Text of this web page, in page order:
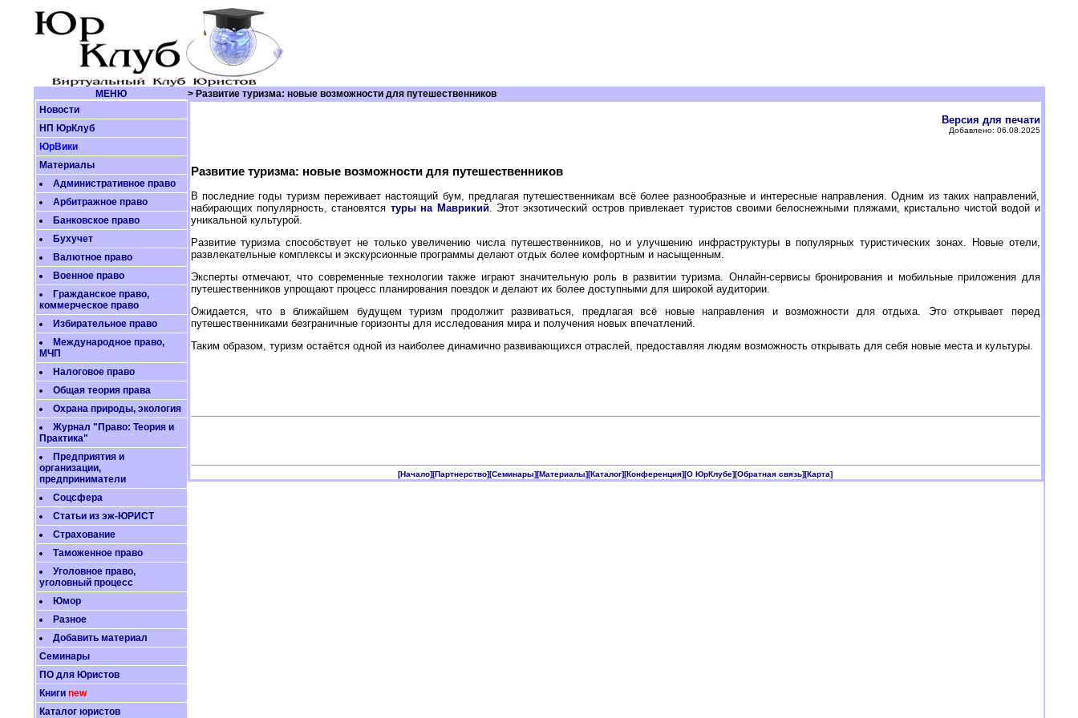
МЕНЮ
> Развитие туризма: новые возможности для путешественников
Новости
НП ЮрКлуб
ЮрВики
Материалы
Административное право
Арбитражное право
Банковское право
Бухучет
Валютное право
Военное право
Гражданское право,
коммерческое право
Избирательное право
Международное право,
МЧП
Налоговое право
Общая теория права
Охрана природы, экология
Журнал "Право: Теория и
Практика"
Предприятия и
организации,
предприниматели
Соцсфера
Статьи из эж-ЮРИСТ
Страхование
Таможенное право
Уголовное право,
уголовный процесс
Юмор
Разное
Добавить материал
Семинары
ПО для Юристов
Книги new
Каталог юристов
Версия для печати
Добавлено: 06.08.2025
Развитие туризма: новые возможности для путешественников
В последние годы туризм переживает настоящий бум, предлагая путешественникам всё более разнообразные и интересные направления. Одним из таких направлений,
набирающих популярность, становятся туры на Маврикий. Этот экзотический остров привлекает туристов своими белоснежными пляжами, кристально чистой водой и
уникальной культурой.
Развитие туризма способствует не только увеличению числа путешественников, но и улучшению инфраструктуры в популярных туристических зонах. Новые отели,
развлекательные комплексы и экскурсионные программы делают отдых более комфортным и насыщенным.
Эксперты отмечают, что современные технологии также играют значительную роль в развитии туризма. Онлайн-сервисы бронирования и мобильные приложения для
путешественников упрощают процесс планирования поездок и делают их более доступными для широкой аудитории.
Ожидается, что в ближайшем будущем туризм продолжит развиваться, предлагая всё новые направления и возможности для отдыха. Это открывает перед
путешественниками безграничные горизонты для исследования мира и получения новых впечатлений.
Таким образом, туризм остаётся одной из наиболее динамично развивающихся отраслей, предоставляя людям возможность открывать для себя новые места и культуры.
[Начало][Партнерство][Семинары][Материалы][Каталог][Конференция][О ЮрКлубе][Обратная связь][Карта]